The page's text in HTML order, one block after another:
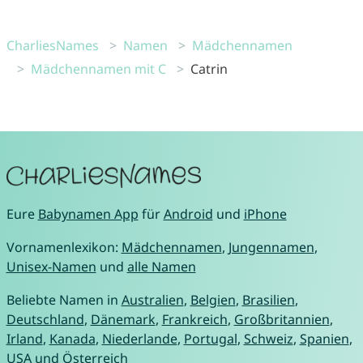
CharliesNames Namen
Mädchennamen
Mädchennamen mit C
Catrin
Eure Babynamen App fürAndroid und iPhone
Vornamenlexikon: Mädchennamen, Jungennamen,
Unisex-Namen und alle Namen
Beliebte Namen in Australien, Belgien, Brasilien,
Deutschland, Dänemark, Frankreich, Großbritannien,
Irland, Kanada, Niederlande, Portugal, Schweiz, Spanien,
USAund Österreich